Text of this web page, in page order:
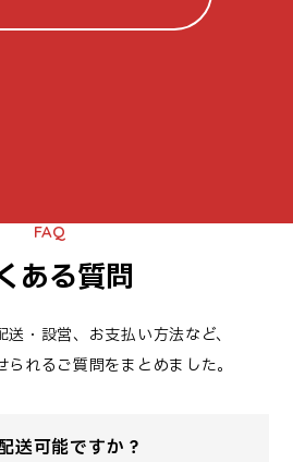
FAQ
ある質問
送・設営、お支払い方法など、
れるご質問をまとめました。
送可能ですか？